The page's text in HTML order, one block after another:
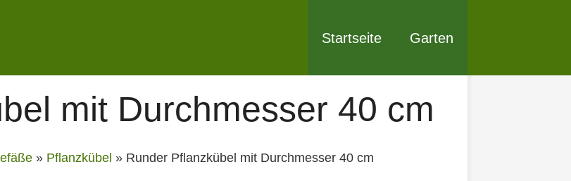
Startseite Garten
mit Durchmesser 40 cm
» Pflanzkübel » Runder Pflanzkübel mit Durchmesser 40 cm